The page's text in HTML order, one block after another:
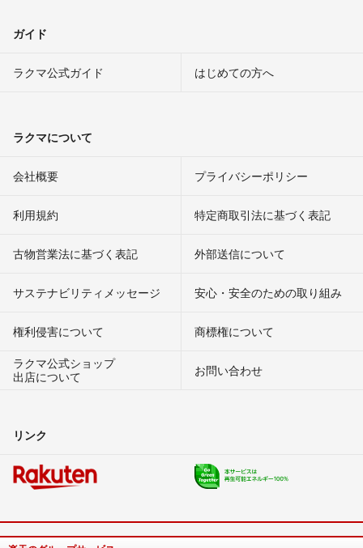
ガイド
ラクマ公式ガイド はじめての方へ
ラクマについて
会社概要 プライバシーポリシー
利用規約 特定商取引法に基づく表記
古物営業法に基づく表記 外部送信について
サステナビリティメッセージ 安心・安全のための取り組み
権利侵害について
商標権について
ラクマ公式ショップ
出店について
お問い合わせ
リンク